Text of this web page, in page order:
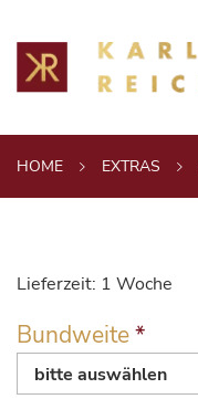
HOME EXTRAS
Lieferzeit: 1 Woche
Bundweite*
bitte auswählen